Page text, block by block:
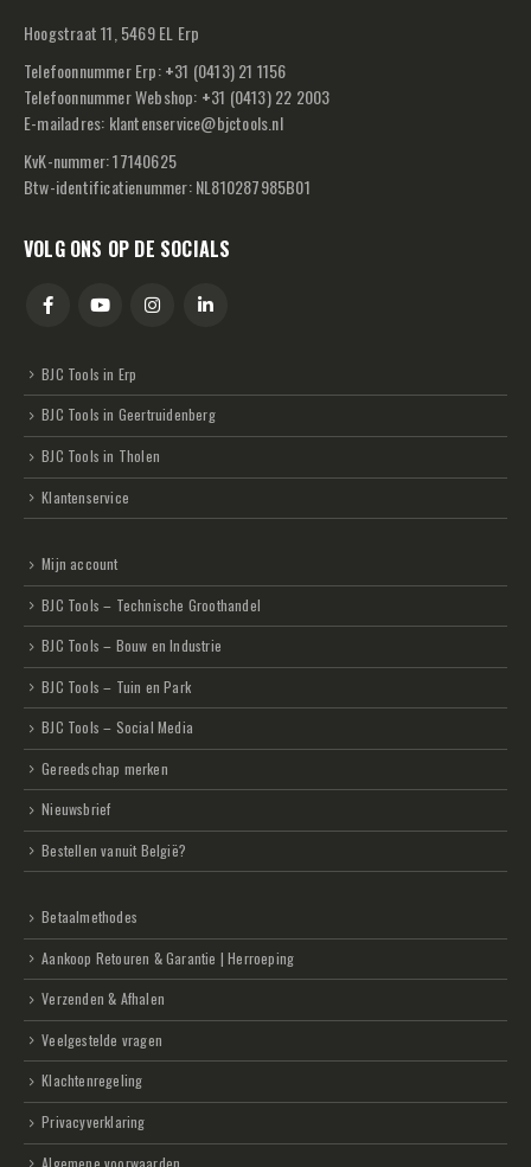
Hoogstraat 11, 5469 EL Erp
Telefoonnummer Erp:+31 (0413) 21 1156
Telefoonnummer Webshop: +31 (0413) 22 2003
E-mailadres: klantenservice@bjctools.nl
KvK-nummer: 17140625
Btw-identificatienummer: NL810287985B01
VOLG ONS OP DE SOCIALS
BJC Tools in Erp
BJC Tools in Geertruidenberg
BJC Tools in Tholen
Klantenservice
Mijn account
BJC Tools – Technische Groothandel
BJC Tools – Bouw en Industrie
BJC Tools – Tuin en Park
BJC Tools – Social Media
Gereedschap merken
Nieuwsbrief
Bestellen vanuit België?
Betaalmethodes
Aankoop Retouren & Garantie | Herroeping
Verzenden & Afhalen
Veelgestelde vragen
Klachtenregeling
Privacyverklaring
Algemene voorwaarden